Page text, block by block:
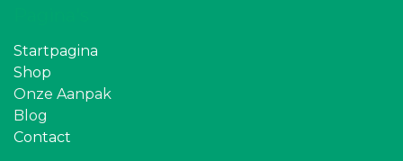
Startpagina
Shop
Onze Aanpak
Blog
Contact